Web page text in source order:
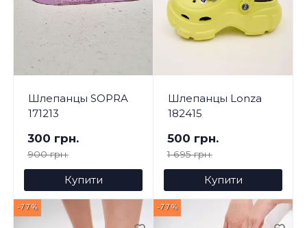
Шлепанцы SOPRA
171213
300 грн.
900 грн.
Купити
Шлепанцы Lonza
182415
500 грн.
1 695 грн.
Купити
-77% -77%